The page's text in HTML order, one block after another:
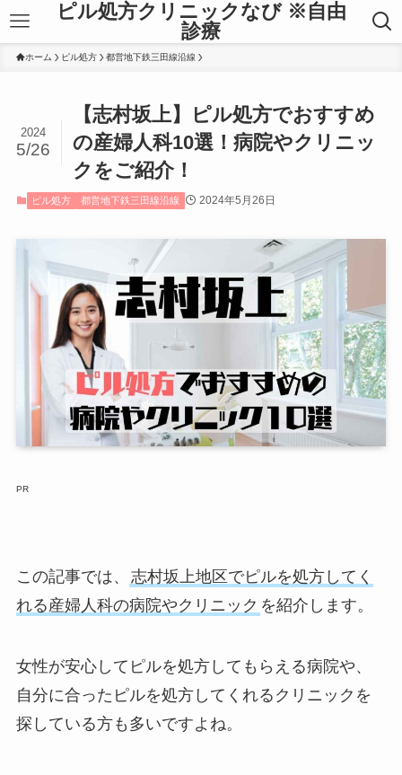
ピル処方クリニックなび ※自由
診療
ホーム ピル処方 都営地下鉄三田線沿線
【志村坂上】ピル処方でおすすめ
の産婦人科10選！病院やクリニッ
クをご紹介！
2024
5/26
ピル処方 都営地下鉄三田線沿線 2024年5月26日
PR
この記事では、
志村坂上地区でピルを処方してく
れる産婦人科の病院やクリニック を紹介します。
女性が安心してピルを処方してもらえる病院や、
自分に合ったピルを処方してくれるクリニックを
探している方も多いですよね。